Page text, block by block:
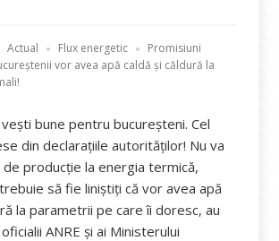
Actual Flux energetic
Promisiuni
vor avea apă caldă și căldură la
bune pentru bucureșteni. Cel
din declarațiile autorităților! Nu va
producție la energia termică,
să fie liniştiţi că vor avea apă
la parametrii pe care îi doresc, au
ANRE și ai Ministerului